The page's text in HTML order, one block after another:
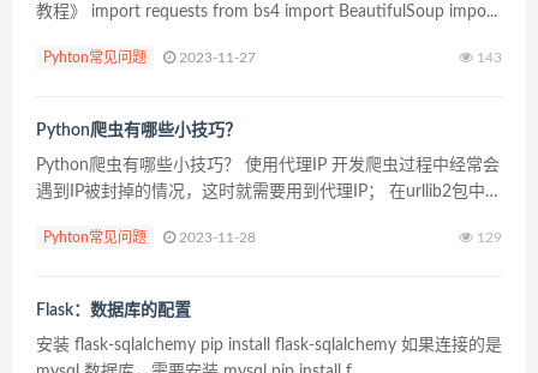
教程》 import requests from bs4 import BeautifulSoup impo...
Pyhton常见问题 2023-11-27 143
Python爬虫有哪些小技巧？
Python爬虫有哪些小技巧？ 使用代理IP 开发爬虫过程中经常会
遇到IP被封掉的情况，这时就需要用到代理IP； 在urllib2包中有
理 co...
Pyhton常见问题 2023-11-28 129
Flask：数据库的配置
安装 flask-sqlalchemy pip install flask-sqlalchemy 如果连接的是